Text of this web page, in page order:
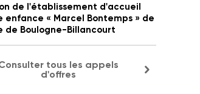
de l'établissement d'accueil
enfance « Marcel Bontemps » de
de Boulogne-Billancourt
tous les appels
d'offres